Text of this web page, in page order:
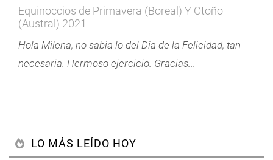
Equinoccios de Primavera (Boreal) Y Otoño
(Austral) 2021
Hola Milena, no sabia lo del Dia de la Felicidad, tan
necesaria. Hermoso ejercicio. Gracias...
LO MÁS LEÍDO HOY